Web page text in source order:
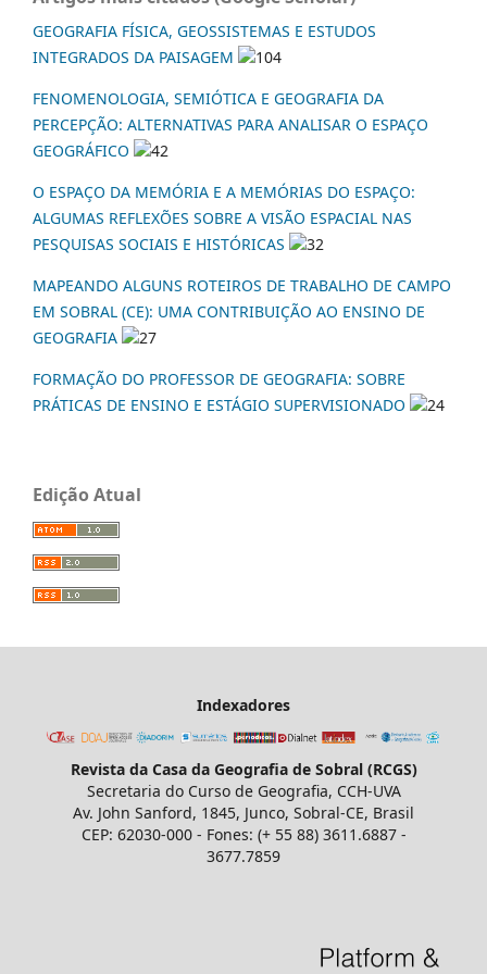
GEOGRAFIA FÍSICA, GEOSSISTEMAS E ESTUDOS
INTEGRADOS DA PAISAGEM
104
FENOMENOLOGIA, SEMIÓTICA E GEOGRAFIA DA
PERCEPÇÃO: ALTERNATIVAS PARA ANALISAR O ESPAÇO
GEOGRÁFICO
42
O ESPAÇO DA MEMÓRIA E A MEMÓRIAS DO ESPAÇO:
ALGUMAS REFLEXÕES SOBRE A VISÃO ESPACIAL NAS
PESQUISAS SOCIAIS E HISTÓRICAS
32
MAPEANDO ALGUNS ROTEIROS DE TRABALHO DE CAMPO
EM SOBRAL (CE): UMA CONTRIBUIÇÃO AO ENSINO DE
GEOGRAFIA
27
FORMAÇÃO DO PROFESSOR DE GEOGRAFIA: SOBRE
PRÁTICAS DE ENSINO E ESTÁGIO SUPERVISIONADO
24
Edição Atual
Indexadores
Revista da Casa da Geografia de Sobral (RCGS)
Secretaria do Curso de Geografia, CCH-UVA
Av. John Sanford, 1845, Junco, Sobral-CE, Brasil
CEP: 62030-000 - Fones: (+ 55 88) 3611.6887 -
3677.7859